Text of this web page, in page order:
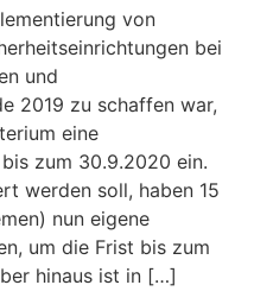
von
bei
und
2019 zu schaffen war,
eine
zum 30.9.2020 ein.
werden soll, haben 15
nun eigene
um die Frist bis zum
hinaus ist in […]